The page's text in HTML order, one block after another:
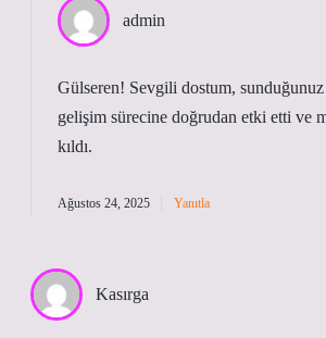
admin
Gülseren! Sevgili dostum, sunduğunuz
gelişim sürecine doğrudan etki etti ve
kıldı.
Ağustos 24, 2025 Yanıtla
Kasırga